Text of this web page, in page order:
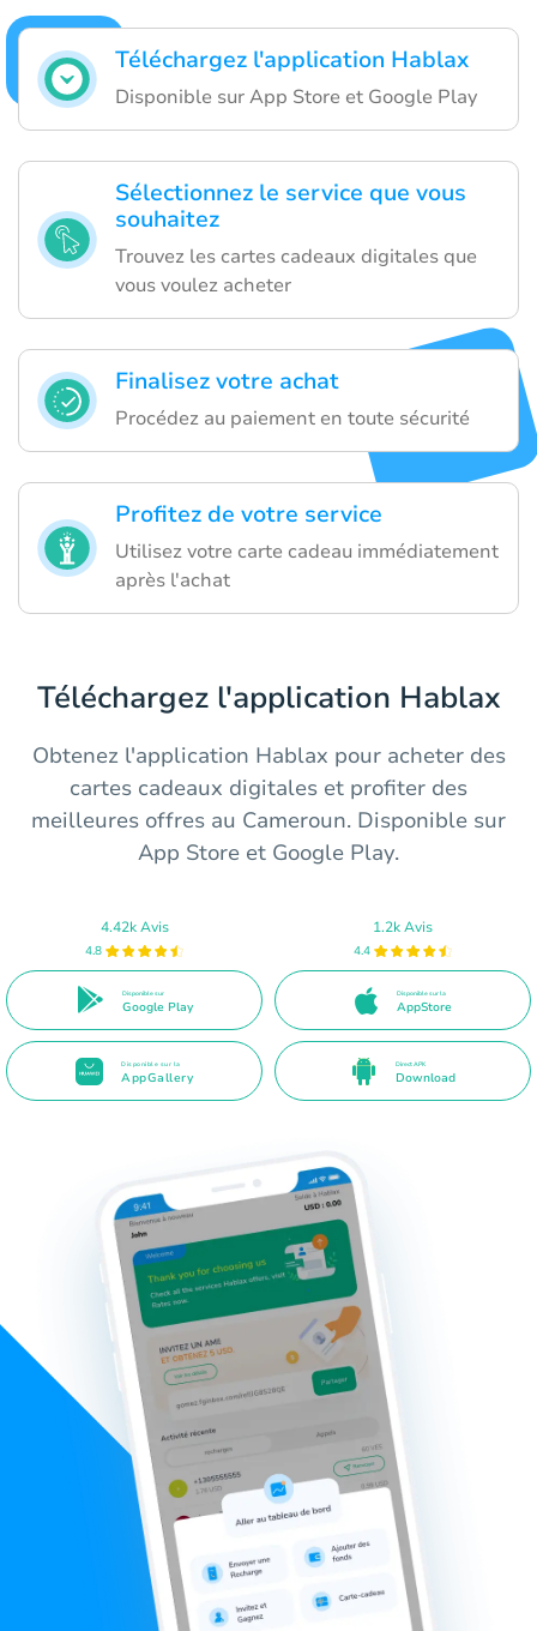
Téléchargez l'application Hablax
Disponible sur App Store et Google Play
Sélectionnez le service que vous
souhaitez
Trouvez les cartes cadeaux digitales que
vous voulez acheter
Finalisez votre achat
Procédez au paiement en toute sécurité
Profitez de votre service
Utilisez votre carte cadeau immédiatement
après l'achat
Téléchargez l'application Hablax
Obtenez l'application Hablax pour acheter des
cartes cadeaux digitales et profiter des
meilleures offres au Cameroun. Disponible sur
App Store et Google Play.
4.42k Avis
4.8
Disponible sur
Google Play
1.2k Avis
4.4
Disponible sur la
AppStore
Disponible sur la
AppGallery
Direct APK
Download